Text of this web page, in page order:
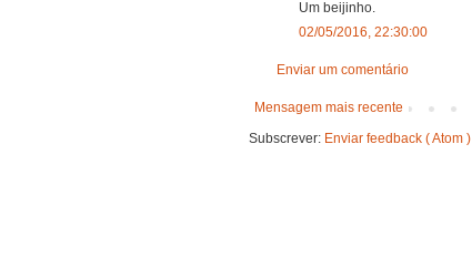
Um beijinho.
02/05/2016, 22:30:00
Enviar um comentário
Mensagem mais recente
Subscrever: Enviar feedback ( Atom )